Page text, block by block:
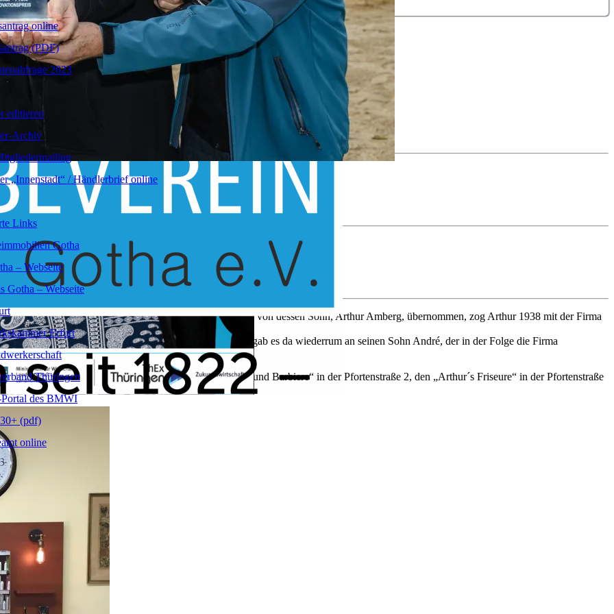
online
(PDF)
2023
editieren
Archiv
„Innenstadt“ / Händlerbrief online
Links
Gotha
– Webseite
Gotha – Webseite
Erfurt
Thüringen
des BMWI
(pdf)
online
BarberShop-Gotha-173089413383044/
August Amberg gegründet. Ende der zwanziger Jahre von dessen Sohn, Arthur Amberg, übernommen, zog Arthur 1938 mit der Firma
Der führte es bis März 2008 weiter und übergab es da wiederrum an seinen Sohn André, der in der Folge die Firma
auch erweiterte.
einen aus dem Stammhaus als „André Amberg Friseure und Barbiere“ in der Pfortenstraße 2, den „Arthur´s Friseure“ in der Pfortenstraße